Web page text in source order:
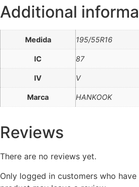
Additional
Medida 195/55R16
IC 87
IV V
Marca HANKOOK
Reviews
There are no reviews yet.
Only logged in customers who